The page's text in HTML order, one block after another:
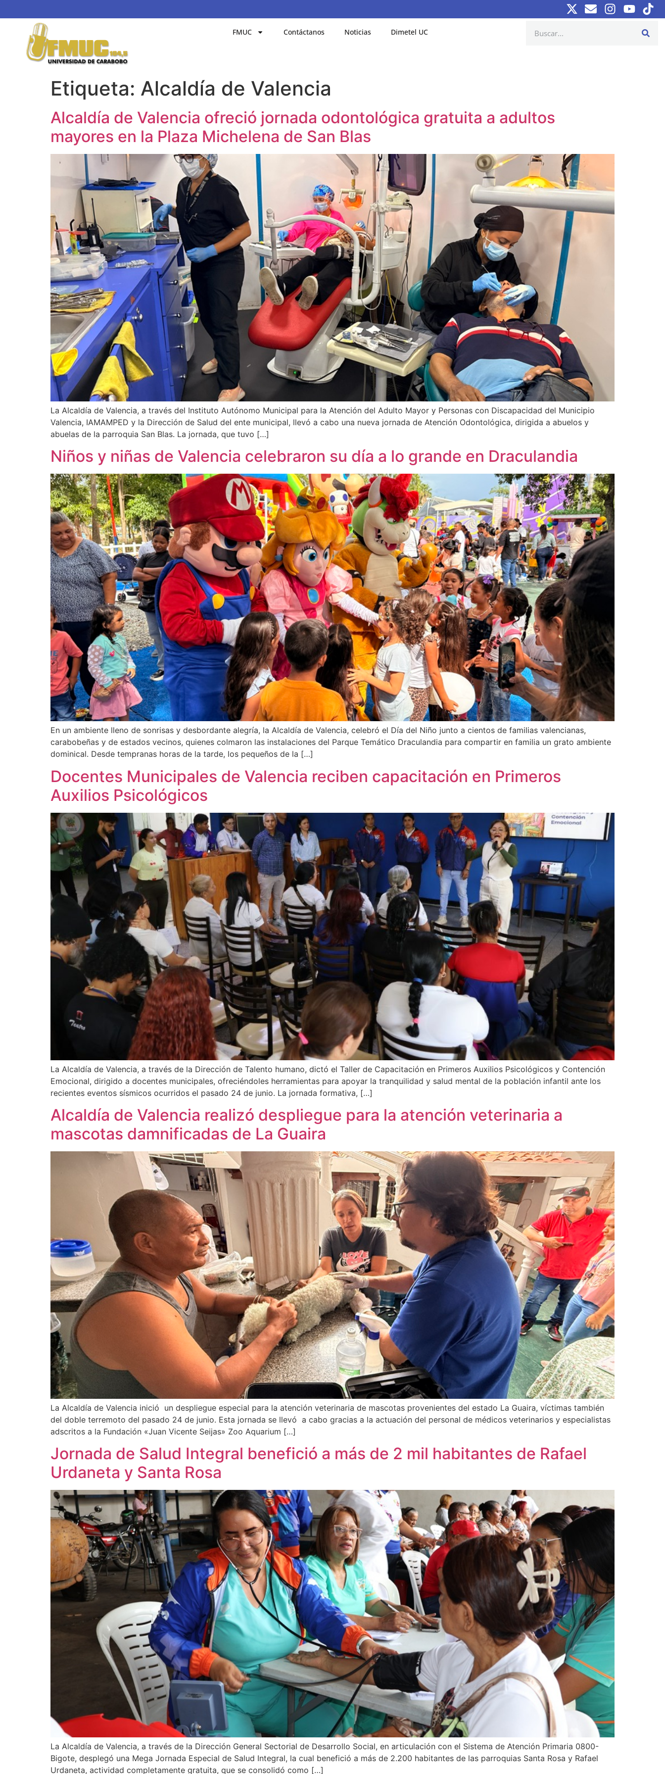
FMUC Contáctanos Noticias Dimetel UC
Etiqueta: Alcaldía de Valencia
Alcaldía de Valencia ofreció jornada odontológica gratuita a adultos
mayores en la Plaza Michelena de San Blas
La Alcaldía de Valencia, a través del Instituto Autónomo Municipal para la Atención del Adulto Mayor y Personas con Discapacidad del Municipio
Valencia, IAMAMPED y la Dirección de Salud del ente municipal, llevó a cabo una nueva jornada de Atención Odontológica, dirigida a abuelos y
abuelas de la parroquia San Blas. La jornada, que tuvo […]
Niños y niñas de Valencia celebraron su día a lo grande en Draculandia
En un ambiente lleno de sonrisas y desbordante alegría, la Alcaldía de Valencia, celebró el Día del Niño junto a cientos de familias valencianas,
carabobeñas y de estados vecinos, quienes colmaron las instalaciones del Parque Temático Draculandia para compartir en familia un grato ambiente
dominical. Desde tempranas horas de la tarde, los pequeños de la […]
Docentes Municipales de Valencia reciben capacitación en Primeros
Auxilios Psicológicos
La Alcaldía de Valencia, a través de la Dirección de Talento humano, dictó el Taller de Capacitación en Primeros Auxilios Psicológicos y Contención
Emocional, dirigido a docentes municipales, ofreciéndoles herramientas para apoyar la tranquilidad y salud mental de la población infantil ante los
recientes eventos sísmicos ocurridos el pasado 24 de junio. La jornada formativa, […]
Alcaldía de Valencia realizó despliegue para la atención veterinaria a
mascotas damnificadas de La Guaira
La Alcaldía de Valencia inició un despliegue especial para la atención veterinaria de mascotas provenientes del estado La Guaira, víctimas también
del doble terremoto del pasado 24 de junio. Esta jornada se llevó a cabo gracias a la actuación del personal de médicos veterinarios y especialistas
adscritos a la Fundación «Juan Vicente Seijas» Zoo Aquarium […]
Jornada de Salud Integral benefició a más de 2 mil habitantes de Rafael
Urdaneta y Santa Rosa
La Alcaldía de Valencia, a través de la Dirección General Sectorial de Desarrollo Social, en articulación con el Sistema de Atención Primaria 0800-
Bigote, desplegó una Mega Jornada Especial de Salud Integral, la cual benefició a más de 2.200 habitantes de las parroquias Santa Rosa y Rafael
Urdaneta, actividad completamente gratuita, que se consolidó como […]